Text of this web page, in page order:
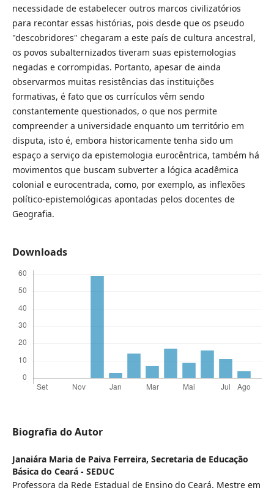
necessidade de estabelecer outros marcos civilizatórios
para recontar essas histórias, pois desde que os pseudo
"descobridores" chegaram a este país de cultura ancestral,
os povos subalternizados tiveram suas epistemologias
negadas e corrompidas. Portanto, apesar de ainda
observarmos muitas resistências das instituições
formativas, é fato que os currículos vêm sendo
constantemente questionados, o que nos permite
compreender a universidade enquanto um território em
disputa, isto é, embora historicamente tenha sido um
espaço a serviço da epistemologia eurocêntrica, também há
movimentos que buscam subverter a lógica acadêmica
colonial e eurocentrada, como, por exemplo, as inflexões
político-epistemológicas apontadas pelos docentes de
Geografia.
Downloads
Biografia do Autor
Janaiára Maria de Paiva Ferreira, Secretaria de Educação
Básica do Ceará - SEDUC
Professora da Rede Estadual de Ensino do Ceará. Mestre em